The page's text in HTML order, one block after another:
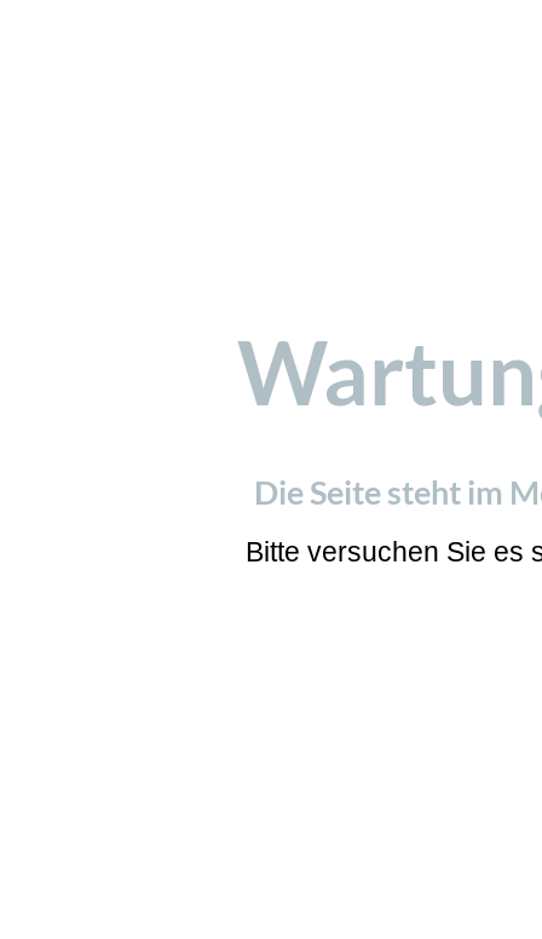
Die Seite steht im
Bitte versuchen Sie es